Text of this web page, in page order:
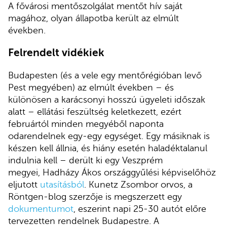
A fővárosi mentőszolgálat mentőt hív saját
magához, olyan állapotba került az elmúlt
években.
Felrendelt vidékiek
Budapesten (és a vele egy mentőrégióban levő
Pest megyében) az elmúlt években – és
különösen a karácsonyi hosszú ügyeleti időszak
alatt – ellátási feszültség keletkezett, ezért
februártól minden megyéből naponta
odarendelnek egy-egy egységet. Egy másiknak is
készen kell állnia, és hiány esetén haladéktalanul
indulnia kell – derült ki egy Veszprém
megyei, Hadházy Ákos országgyűlési képviselőhöz
eljutott utasításból . Kunetz Zsombor orvos, a
Röntgen-blog szerzője is megszerzett egy
dokumentumot , eszerint napi 25-30 autót előre
tervezetten rendelnek Budapestre. A